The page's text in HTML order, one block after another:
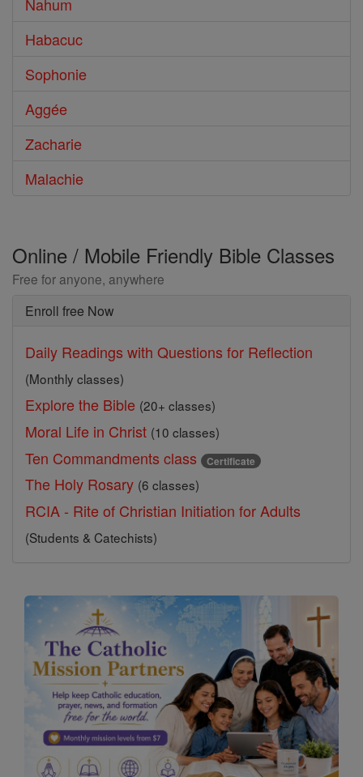
Nahum
Habacuc
Sophonie
Aggée
Zacharie
Malachie
Online / Mobile Friendly Bible Classes
Free for anyone, anywhere
Enroll free Now
Daily Readings with Questions for Reflection
(Monthly classes)
Explore the Bible (20+ classes)
Moral Life in Christ (10 classes)
Ten Commandments class Certificate
The Holy Rosary (6 classes)
RCIA - Rite of Christian Initiation for Adults
(Students & Catechists)